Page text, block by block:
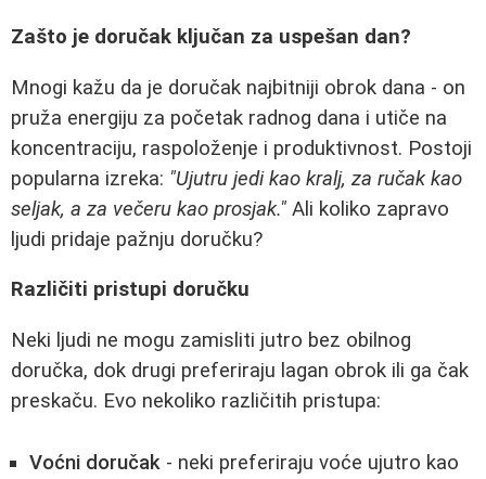
Zašto je doručak ključan za uspešan dan?
Mnogi kažu da je doručak najbitniji obrok dana - on
pruža energiju za početak radnog dana i utiče na
koncentraciju, raspoloženje i produktivnost. Postoji
popularna izreka: "Ujutru jedi kao kralj, za ručak kao
seljak, a za večeru kao prosjak." Ali koliko zapravo
ljudi pridaje pažnju doručku?
Različiti pristupi doručku
Neki ljudi ne mogu zamisliti jutro bez obilnog
doručka, dok drugi preferiraju lagan obrok ili ga čak
preskaču. Evo nekoliko različitih pristupa:
Voćni doručak - neki preferiraju voće ujutro kao